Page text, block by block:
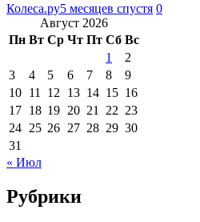
Колеса.ру5 месяцев спустя 0
Август 2026
Пн Вт Ср Чт Пт Сб Вс
1
2
3
4 5 6 7 8
9
10 11 12 13 14 15 16
17 18 19 20 21 22 23
24 25 26 27 28 29 30
31
« Июл
Рубрики